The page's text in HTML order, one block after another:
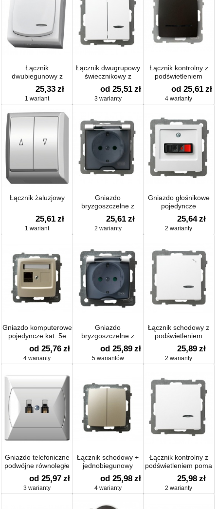
Łącznik
dwubiegunowy z
podświetleniem
25,33 zł
1 wariant
Łącznik dwugrupowy
świecznikowy z
podświetleniem
od 25,51 zł
3 warianty
Łącznik kontrolny z
podświetleniem
od 25,61 zł
4 warianty
Łącznik żaluzjowy
25,61 zł
1 wariant
Gniazdo
bryzgoszczelne z
uziemieniem schuko
IP-44
25,61 zł
2 warianty
Gniazdo głośnikowe
pojedyncze
25,64 zł
2 warianty
Gniazdo komputerowe
pojedyncze kat. 5e
od 25,76 zł
4 warianty
Gniazdo
bryzgoszczelne z
uziemieniem schuko
IP-44 z przesłonami
torów prądowych
od 25,89 zł
5 wariantów
Łącznik schodowy z
podświetleniem
pomara
25,89 zł
2 warianty
Gniazdo telefoniczne
podwójne równoległe
od 25,97 zł
3 warianty
Łącznik schodowy +
jednobiegunowy
od 25,98 zł
4 warianty
Łącznik kontrolny z
podświetleniem poma
25,98 zł
2 warianty